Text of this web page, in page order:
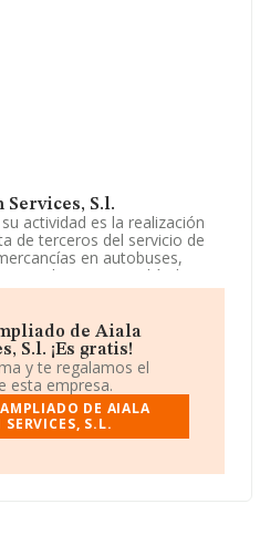
S.l.
actividad es la realización
de terceros del servicio de
en autobuses,
cualquier otro vehículo a
de viajeros por carretera
es una Sociedad
- 'Transporte terrestre
La empresa no tiene
Premium Services, S.L
en Plaza Boriñaur núm. 5 Bj,
de Aiala
S.l. ¡Es gratis!
y te regalamos el
esta empresa.
DE AIALA
SERVICES, S.L.